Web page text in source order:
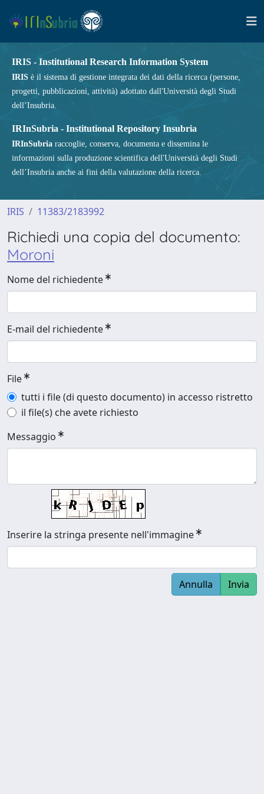
IRIS - Institutional Research Information System
IRIS è il sistema di gestione integrata dei dati della ricerca (persone,
progetti, pubblicazioni, attività) adottato dall'Università degli Studi
dell’Insubria.
IRInSubria - Institutional Repository Insubria
IRInSubria raccoglie, conserva, documenta e dissemina le
informazioni sulla produzione scientifica dell'Università degli Studi
dell’Insubria anche ai fini della valutazione della ricerca.
IRIS 11383/2183992
Richiedi una copia del documento:
Moroni
Nome del richiedente
E-mail del richiedente
File
tutti i file (di questo documento) in accesso ristretto
il file(s) che avete richiesto
Messaggio
Inserire la stringa presente nell'immagine
Annulla Invia